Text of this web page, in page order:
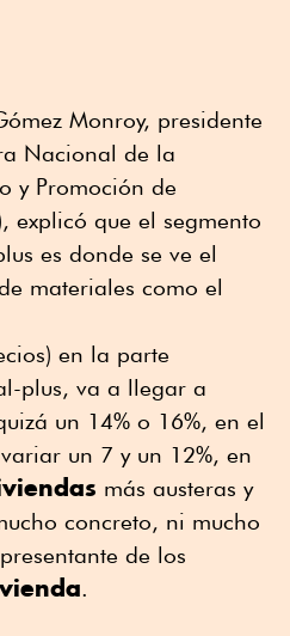
Monroy, presidente
Nacional de la
y Promoción de
explicó que el segmento
es donde se ve el
materiales como el
en la parte
plus, va a llegar a
un 14% o 16%, en el
un 7 y un 12%, en
más austeras y
concreto, ni mucho
de los
.